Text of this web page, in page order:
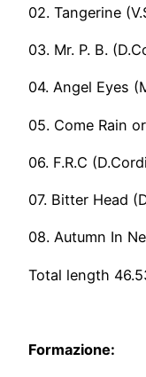
02. Tangerine
03. Mr. P. B.
04. Angel Eyes
05. Come Rain
06. F.R.C
07. Bitter Head
08. Autumn In
Total length
Formazione: